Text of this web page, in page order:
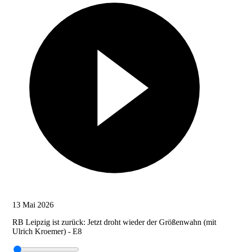
13 Mai 2026
RB Leipzig ist zurück: Jetzt droht wieder der Größenwahn (mit
Ulrich Kroemer) - E8